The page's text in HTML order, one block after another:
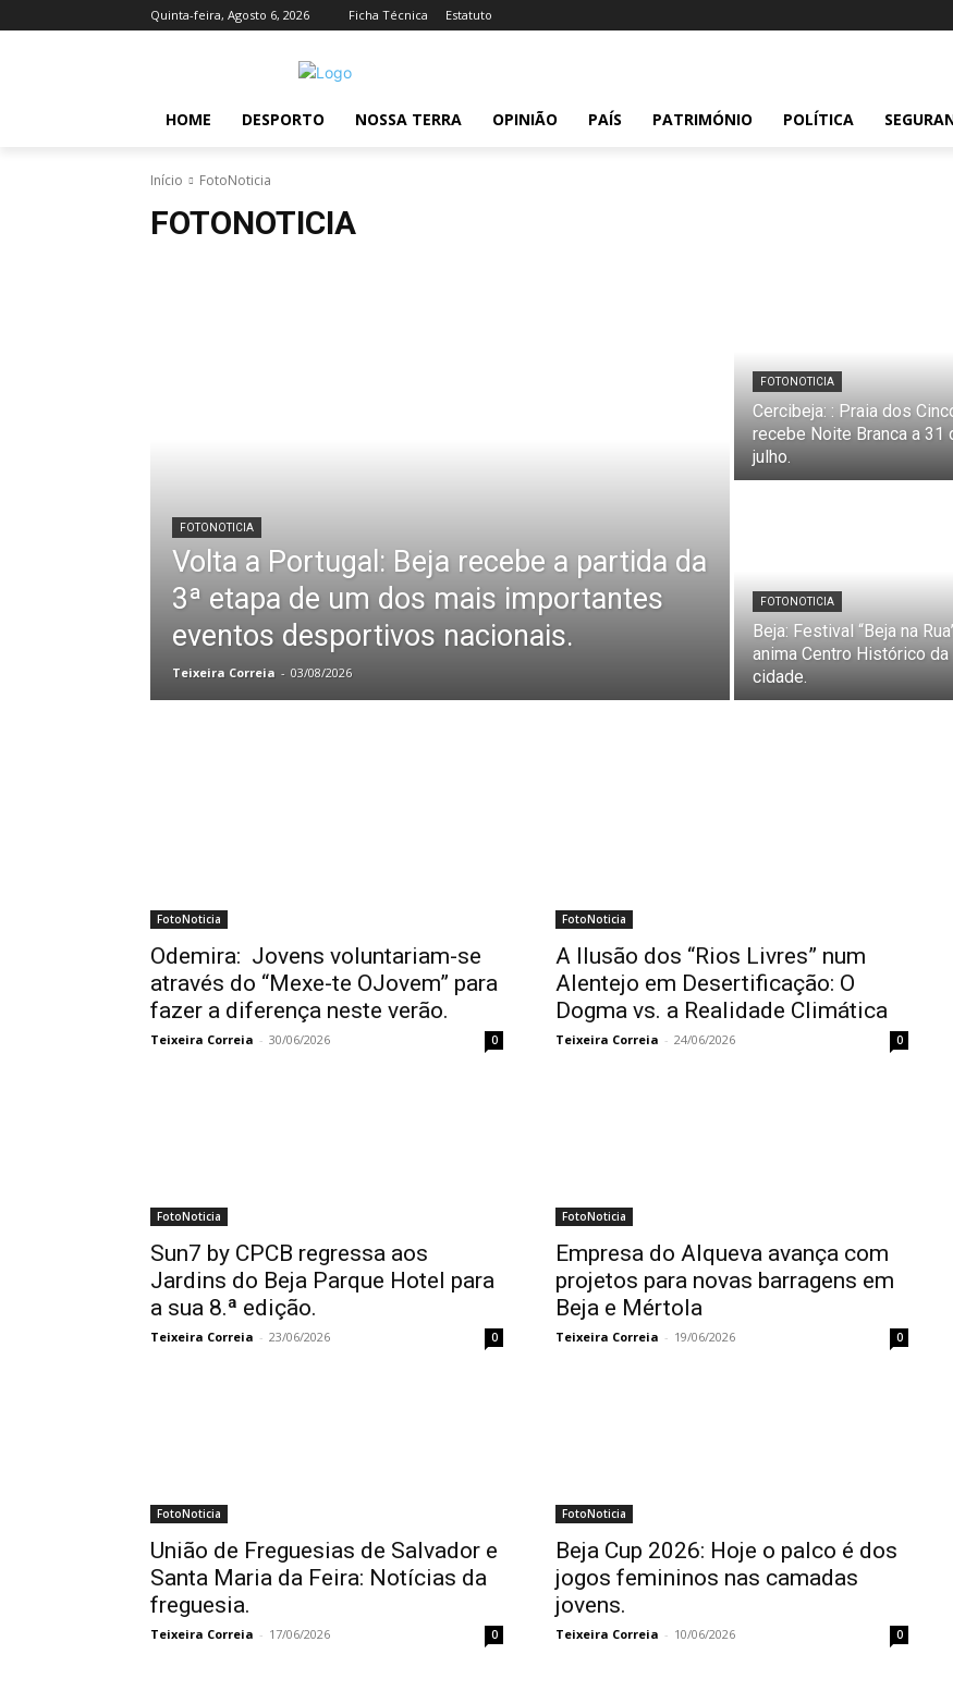
Quinta-feira, Agosto 6, 2026 Ficha Técnica Estatuto
HOME DESPORTO NOSSA TERRA OPINIÃO PAÍS PATRIMÓNIO POLÍTICA
Início FotoNoticia
FOTONOTICIA
FOTONOTICIA
Volta a Portugal: Beja recebe a partida da
3ª etapa de um dos mais importantes
eventos desportivos nacionais.
Teixeira Correia - 03/08/2026
FOTONOTICIA
Cercibeja: : Praia dos
recebe Noite Branca a 31
julho.
FOTONOTICIA
Beja: Festival “Beja na
anima Centro Histórico da
cidade.
FotoNoticia
Odemira: Jovens voluntariam-se
através do “Mexe-te OJovem” para
fazer a diferença neste verão.
Teixeira Correia - 30/06/2026 0
FotoNoticia
A Ilusão dos “Rios Livres” num
Alentejo em Desertificação: O
Dogma vs. a Realidade Climática
Teixeira Correia - 24/06/2026 0
FotoNoticia
Sun7 by CPCB regressa aos
Jardins do Beja Parque Hotel para
a sua 8.ª edição.
Teixeira Correia - 23/06/2026 0
FotoNoticia
Empresa do Alqueva avança com
projetos para novas barragens em
Beja e Mértola
Teixeira Correia - 19/06/2026 0
FotoNoticia
União de Freguesias de Salvador e
Santa Maria da Feira: Notícias da
freguesia.
Teixeira Correia - 17/06/2026 0
FotoNoticia
Beja Cup 2026: Hoje o palco é dos
jogos femininos nas camadas
jovens.
Teixeira Correia - 10/06/2026 0